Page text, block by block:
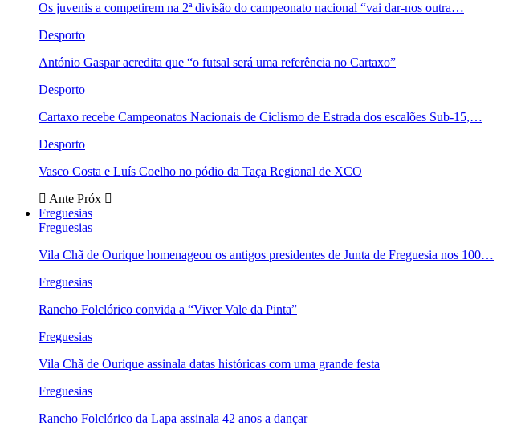
Os juvenis a competirem na 2ª divisão do campeonato nacional “vai dar-nos outra…
Desporto
António Gaspar acredita que “o futsal será uma referência no Cartaxo”
Desporto
Cartaxo recebe Campeonatos Nacionais de Ciclismo de Estrada dos escalões Sub-15,…
Desporto
Vasco Costa e Luís Coelho no pódio da Taça Regional de XCO
Ante Próx
Freguesias
Freguesias
Vila Chã de Ourique homenageou os antigos presidentes de Junta de Freguesia nos 100…
Freguesias
Rancho Folclórico convida a “Viver Vale da Pinta”
Freguesias
Vila Chã de Ourique assinala datas históricas com uma grande festa
Freguesias
Rancho Folclórico da Lapa assinala 42 anos a dançar